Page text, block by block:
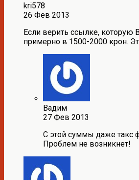
kri578
26 Фев 2013
Если верить ссылке,
примерно в 1500-2000 крон.
Вадим
27 Фев 2013
С этой суммы даже такс
Проблем не возникнет!